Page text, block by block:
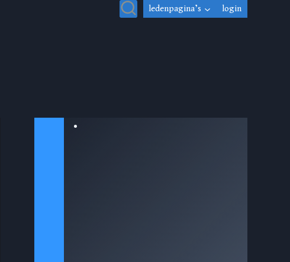
ledenpagina’s login